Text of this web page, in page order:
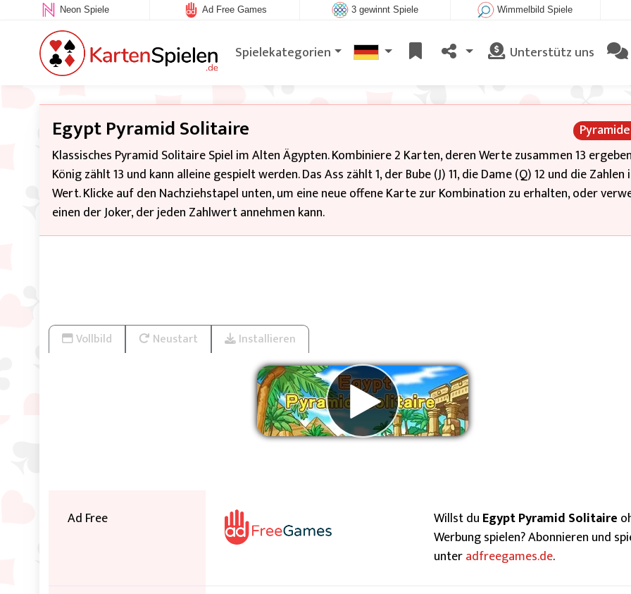
Neon Spiele Ad Free Games 3 gewinnt Spiele Wimmelbild Spiele
Spielekategorien Unterstütz uns
Egypt Pyramid Solitaire
Klassisches Pyramid Solitaire Spiel im Alten Ägypten. Kombiniere 2 Karten, deren Werte zusammen 13
König zählt 13 und kann alleine gespielt werden. Das Ass zählt 1, der Bube (J) 11, die Dame (Q) 12 und die Zahlen
Wert. Klicke auf den Nachziehstapel unten, um eine neue offene Karte zur Kombination zu erhalten, oder
einen der Joker, der jeden Zahlwert annehmen kann.
Vollbild Neustart Installieren
Ad Free Willst du Egypt Pyramid Solitaire
Werbung spielen? Abonnieren und
unteradfreegames.de.